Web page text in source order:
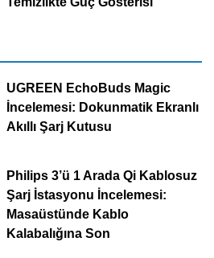
UGREEN EchoBuds Magic
İncelemesi: Dokunmatik Ekranlı
Akıllı Şarj Kutusu
Philips 3’ü 1 Arada Qi Kablosuz
Şarj İstasyonu İncelemesi:
Masaüstünde Kablo
Kalabalığına Son